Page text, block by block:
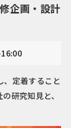
企画・設計
定着すること
研究知見と、